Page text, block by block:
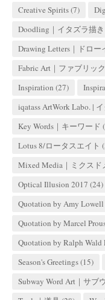
Creative Spirits(7)
Doodling｜イタズラ描き
Drawing Letters｜ドロー
Fabric Art｜ファブリッ
Inspiration (27)
iqatass ArtWork Labo. |
Key Words｜キーワード
Lotus 8/ロータスエイト
Mixed Media｜ミクスド
Optical Illusion 2017 (24)
Quotation by Amy Lowell
Quotation by Marcel
Quotation by Ralph Wald
Season's Greetings(15)
Subway Word Art｜サブ